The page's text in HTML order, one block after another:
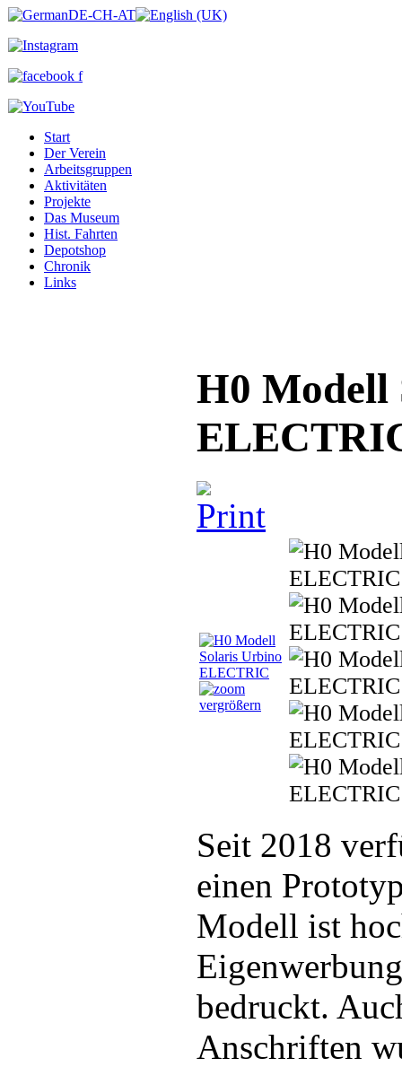
Start
Der Verein
Arbeitsgruppen
Aktivitäten
Projekte
Das Museum
Hist. Fahrten
Depotshop
Chronik
Links
H0 Modell
vergrößern
Seit 2018
einen
Modell ist
bedruckt.
Anschriften